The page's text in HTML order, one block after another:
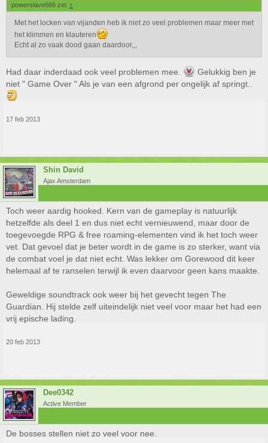
powerslave666 zei: ↑
Met het locken van vijanden heb ik niet zo veel problemen maar meer met
het klimmen en klauteren
Echt al zo vaak dood gaan daardoor,,,
Had daar inderdaad ook veel problemen mee.
Gelukkig ben je
niet " Game Over " Als je van een afgrond per ongelijk af springt..
17 feb 2013
Shin David
Ajax Amsterdam
Toch weer aardig hooked. Kern van de gameplay is natuurlijk
hetzelfde als deel 1 en dus niet echt vernieuwend, maar door de
toegevoegde RPG & free roaming-elementen vind ik het toch weer
vet. Dat gevoel dat je beter wordt in de game is zo sterker, want via
de combat voel je dat niet echt. Was lekker om Gorewood dit keer
helemaal af te ranselen terwijl ik even daarvoor geen kans maakte.
Geweldige soundtrack ook weer bij het gevecht tegen The
Guardian. Hij stelde zelf uiteindelijk niet veel voor maar het had een
vrij epische lading.
20 feb 2013
Dee0342
Active Member
De bosses stellen niet zo veel voor nee.